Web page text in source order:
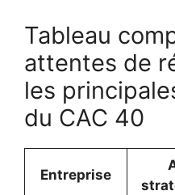
Tableau
attentes de
les
du CAC 40
Entreprise